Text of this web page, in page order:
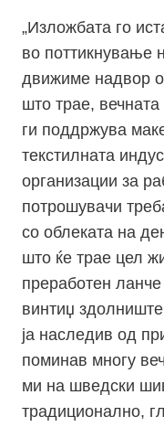
„Изложбата го
во поттикнување
движиме надвор
што трае,
ги поддржува
текстилната
организации за
потрошувачи
со облеката на
што ќе трае цел
преработен
винтиџ
ја наследив од
поминав многу
ми на шведски
традиционално,